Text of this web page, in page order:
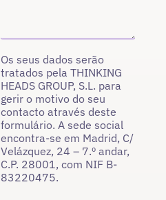
Os seus dados serão
tratados pela THINKING
HEADS GROUP, S.L. para
gerir o motivo do seu
contacto através deste
formulário. A sede social
encontra-se em Madrid, C/
Velázquez, 24 – 7.º andar,
C.P. 28001, com NIF B-
83220475.